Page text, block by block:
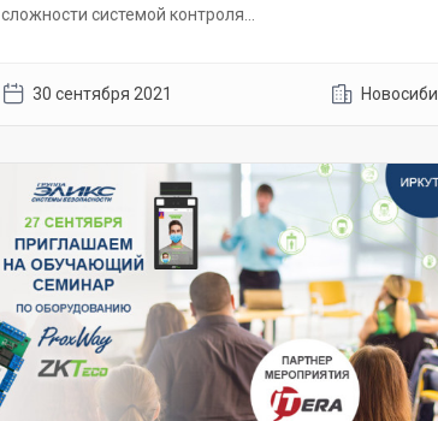
сложности системой контроля...
30 сентября 2021